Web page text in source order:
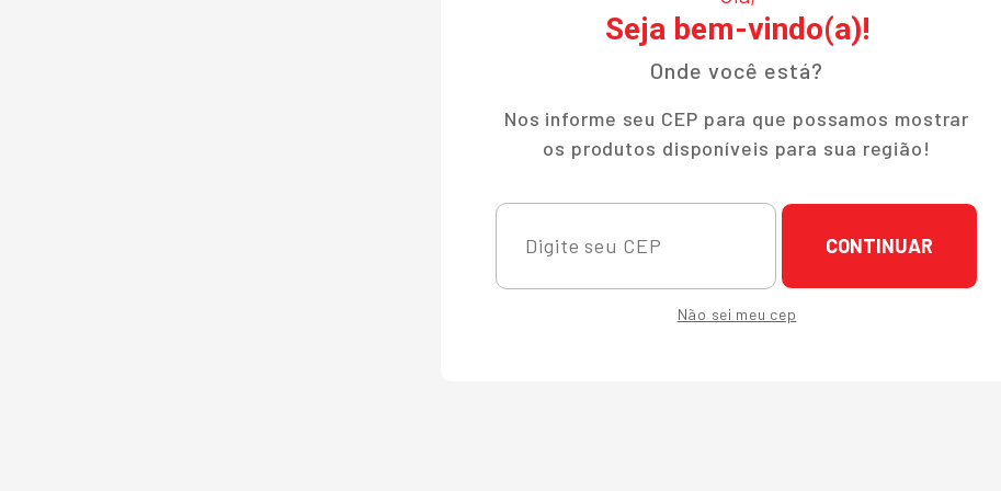
Seja bem-vindo(a)!
Onde você está?
Nos informe seu CEP para que possamos mostrar
os produtos disponíveis para sua região!
CONTINUAR
Não sei meu cep